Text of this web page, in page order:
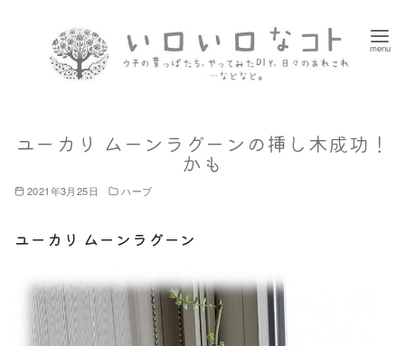
ユーカリ ムーンラグーンの挿し木成功！
かも
2021年3月25日 ハーブ
ユーカリ ムーンラグーン